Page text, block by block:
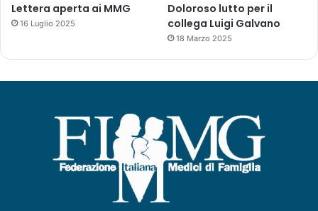
Lettera aperta ai MMG
16 Luglio 2025
Doloroso lutto per il
collega Luigi Galvano
18 Marzo 2025